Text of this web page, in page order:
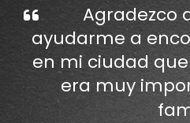
Agradezco
ayudarme a
en mi ciudad
era muy